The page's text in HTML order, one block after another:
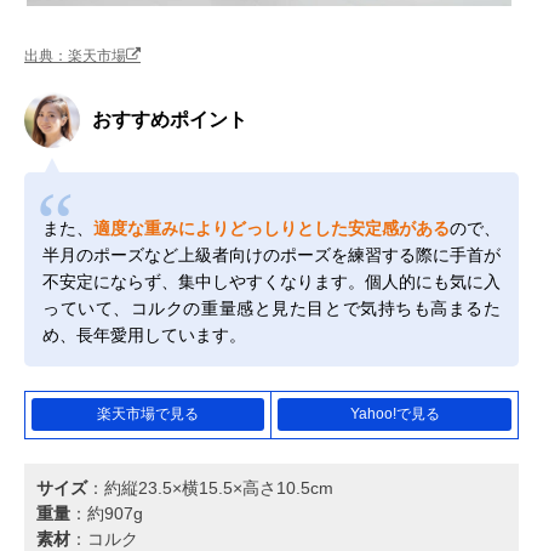
出典：楽天市場
おすすめポイント
また、 適度な重みによりどっしりとした安定感があるので、
半月のポーズなど上級者向けのポーズを練習する際に手首が
不安定にならず、集中しやすくなります。個人的にも気に入
っていて、コルクの重量感と見た目とで気持ちも高まるた
め、長年愛用しています。
楽天市場で見る Yahoo!で見る
サイズ：約縦23.5×横15.5×高さ10.5cm
重量 ：約907g
素材 ：コルク